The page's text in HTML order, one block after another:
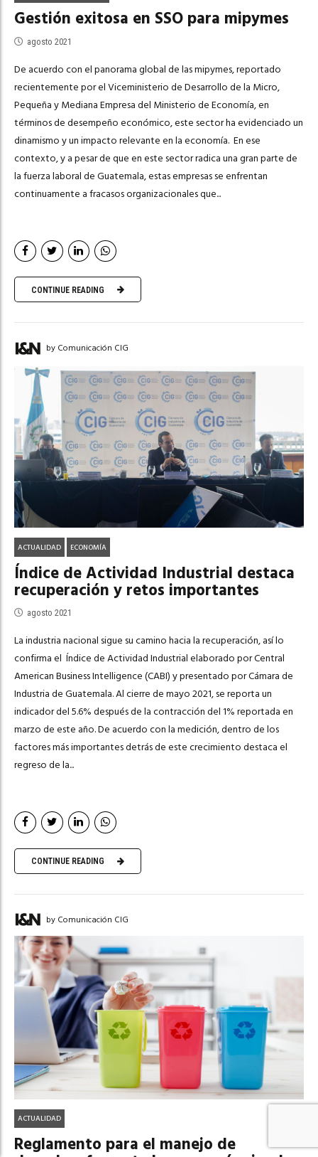
Gestión exitosa en SSO para mipymes
agosto 2021
De acuerdo con el panorama global de las mipymes, reportado
recientemente por el Viceministerio de Desarrollo de la Micro,
Pequeña y Mediana Empresa del Ministerio de Economía, en
términos de desempeño económico, este sector ha evidenciado un
dinamismo y un impacto relevante en la economía. En ese
contexto, y a pesar de que en este sector radica una gran parte de
la fuerza laboral de Guatemala, estas empresas se enfrentan
continuamente a fracasos organizacionales que...
CONTINUE READING
by Comunicación CIG
ACTUALIDAD ECONOMÍA
Índice de Actividad Industrial destaca
recuperación y retos importantes
agosto 2021
La industria nacional sigue su camino hacia la recuperación, así lo
confirma el Índice de Actividad Industrial elaborado por Central
American Business Intelligence (CABI) y presentado por Cámara de
Industria de Guatemala. Al cierre de mayo 2021, se reporta un
indicador del 5.6% después de la contracción del 1% reportada en
marzo de este año. De acuerdo con la medición, dentro de los
factores más importantes detrás de este crecimiento destaca el
regreso de la...
CONTINUE READING
by Comunicación CIG
ACTUALIDAD
Reglamento para el manejo de